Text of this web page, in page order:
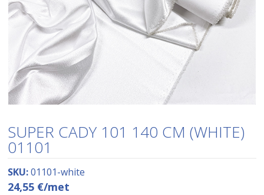
SUPER CADY 101 140 CM (WHITE)
01101
SKU:01101-white
24,55 €/met